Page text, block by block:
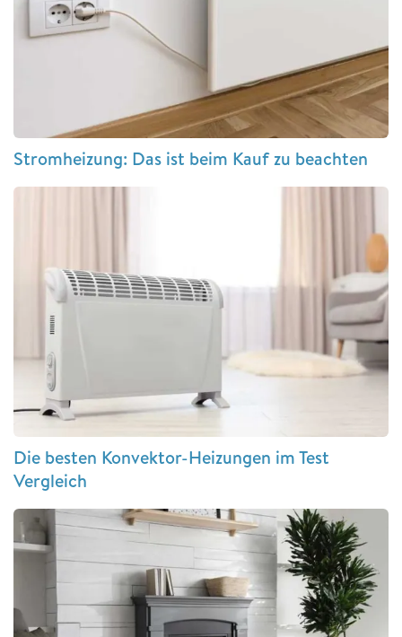
Stromheizung: Das ist beim Kauf zu beachten
Die besten Konvektor-Heizungen im Test
Vergleich